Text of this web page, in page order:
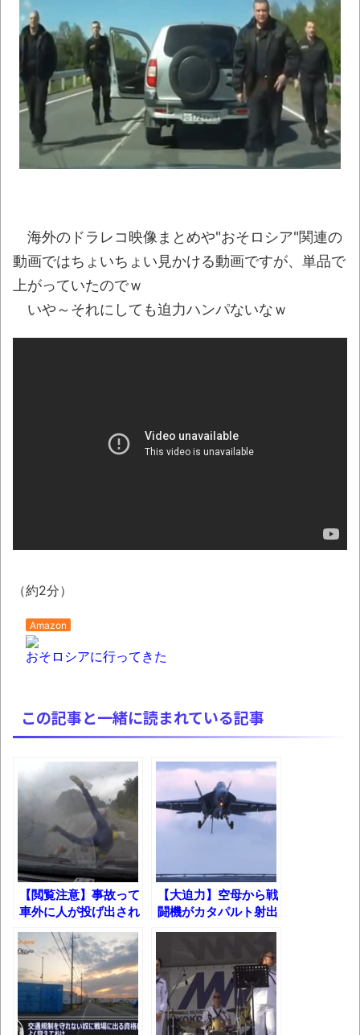
【動画】自動ドアの仕組みを理解した富山
のツバメが賢い。 NEW!
北海道江別大学生殺人事件、主犯格の川口
被告(19)に無期懲役の判決 NEW!
日本などのSNSを埋め尽くす「釜山病」と
は？「ソウル病」に続く新ワード！ NEW!
ウード&ギターで奏でるFF5「古代図書
付いたチワワが可愛すぎるｗｗｗｗNEW!
豚汁がたいへん好きなのだが、最近見か
けるようになった豚汁専門店の豚汁に不満を感
じることがある「この工程はマストだ」「自分
積水ハウス「地面師に55億円騙し取られ
た…」 ワイ「はえーかわいそう…会社滅茶苦茶
36年 ～因果な逆転劇～
50歳になりました
凡庸な悪
『FF15』が発売10周年！ノクティスフィギ
ュアなどが当たる記念くじが登場です
みんななんだかんだ言ってお金持ってんじ
ゃん
「アメリカのヤンキーがアジア人にケンカ
を売った結果ｗｗｗ」 ほか
【読書感想】山野辺太郎『いつか深い穴に
落ちるまで』
映画ちいかわ観に行ったので感想を書きま
す(若干ネタバレあり) 26/07/25
マケイン9巻＆アニメ公式ガイド感想
独学で挑んだ2026年二級建築士学科試験結
果速報（仮）
海外のドラレコ映像まとめや"おそロシア"関連の
動画ではちょいちょい見かける動画ですが、単品で
上がっていたのでｗ
いや～それにしても迫力ハンパないなｗ
（約2分）
Amazon
おそロシアに行ってきた
この記事と一緒に読まれている記事
【閲覧注意】事故って
車外に人が投げ出され
る瞬間の映像!!
【大迫力】空母から戦
闘機がカタパルト射出
～ワイヤー着艦するま
ー